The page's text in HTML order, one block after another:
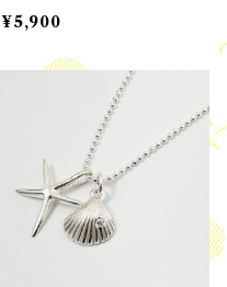
タッド ピアス
¥5,900